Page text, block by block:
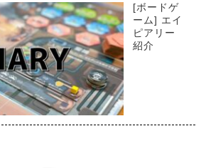
[ボードゲ
ーム] エイ
ピアリー
紹介